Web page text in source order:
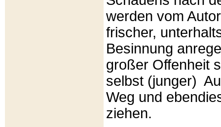
werden vom
frischer,
Besinnung
großer Offenheit
selbst (junger)
Weg und
ziehen.